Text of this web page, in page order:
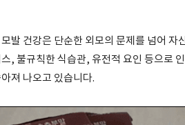
발 건강은 단순한 외모의 문제를 넘어 자
, 불규칙한 식습관, 유전적 요인 등으로
져 나오고 있습니다.